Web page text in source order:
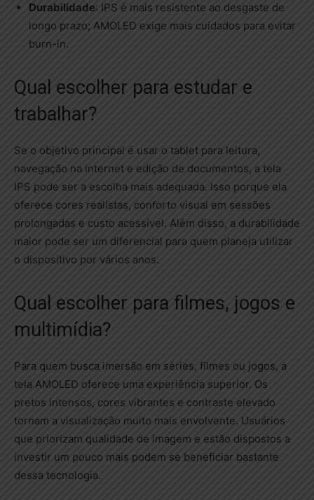
Durabilidade: IPS é mais resistente ao desgaste de
longo prazo; AMOLED exige mais cuidados para evitar
burn-in.
Qual escolher para estudar e
trabalhar?
Se o objetivo principal é usar o tablet para leitura,
navegação na internet e edição de documentos, a tela
IPS pode ser a escolha mais adequada. Isso porque ela
oferece cores realistas, conforto visual em sessões
prolongadas e custo acessível. Além disso, a durabilidade
maior pode ser um diferencial para quem planeja utilizar
o dispositivo por vários anos.
Qual escolher para filmes, jogos e
multimídia?
Para quem busca imersão em séries, filmes ou jogos, a
tela AMOLED oferece uma experiência superior. Os
pretos intensos, cores vibrantes e contraste elevado
tornam a visualização muito mais envolvente. Usuários
que priorizam qualidade de imagem e estão dispostos a
investir um pouco mais podem se beneficiar bastante
dessa tecnologia.